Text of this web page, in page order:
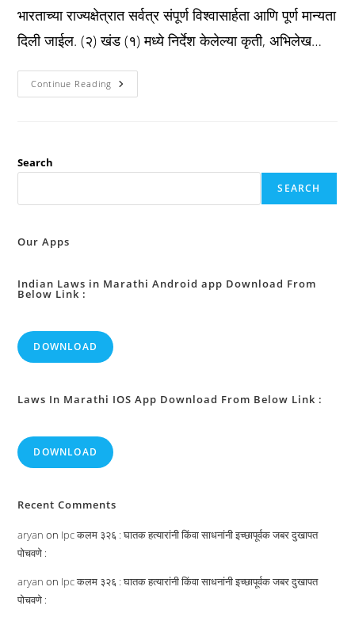
भारताच्या राज्यक्षेत्रात सर्वत्र संपूर्ण विश्वासार्हता आणि पूर्ण मान्यता
दिली जाईल. (२) खंड (१) मध्ये निर्देश केलेल्या कृती, अभिलेख…
Continue Reading Constitution
अनुच्छेद
न्यायिक
Search
SEARCH
Our Apps
Indian Laws in Marathi Android app Download From
Below Link :
DOWNLOAD
Laws In Marathi IOS App Download From Below Link :
DOWNLOAD
Recent Comments
aryan on Ipc कलम ३२६ : घातक हत्यारांनी किंवा साधनांनी इच्छापूर्वक जबर दुखापत
पोचवणे :
aryan on Ipc कलम ३२६ : घातक हत्यारांनी किंवा साधनांनी इच्छापूर्वक जबर दुखापत
पोचवणे :